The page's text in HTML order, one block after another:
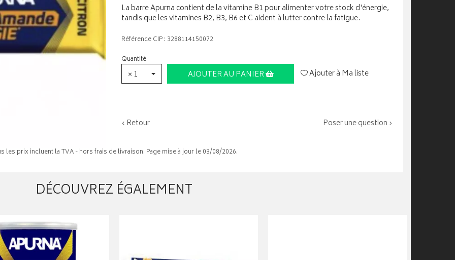
La barre Apurna contient de la vitamine B1 pour alimenter votre stock d'énergie,
tandis que les vitamines B2, B3, B6 et C aident à lutter contre la fatigue.
Référence CIP : 3288114150072
Quantité
× 1 AJOUTER AU PANIER Ajouter à Ma liste
‹ Retour Poser une question ›
les prix incluent la TVA - hors frais de livraison. Page mise à jour le 03/08/2026.
DÉCOUVREZ ÉGALEMENT